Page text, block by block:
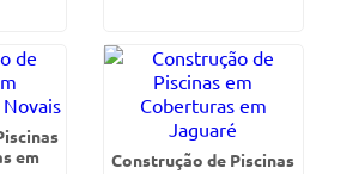
em
Construção de Piscinas